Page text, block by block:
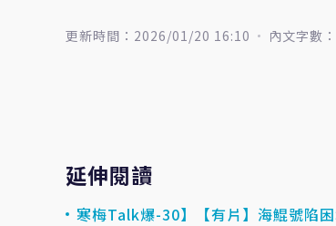
更新時間：2026/01/20 16:10 內文字數
延伸閱讀
寒梅Talk爆-30】【有片】海鯤號陷